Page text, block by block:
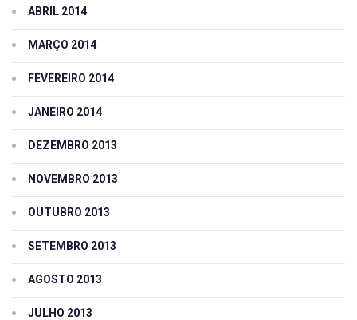
ABRIL 2014
MARÇO 2014
FEVEREIRO 2014
JANEIRO 2014
DEZEMBRO 2013
NOVEMBRO 2013
OUTUBRO 2013
SETEMBRO 2013
AGOSTO 2013
JULHO 2013